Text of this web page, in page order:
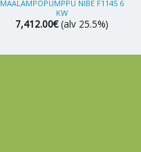
MAALÄMPÖPUMPPU NIBE F1145 6
KW
7,412.00€ (alv 25.5%)